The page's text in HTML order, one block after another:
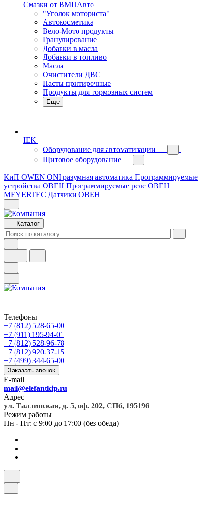
Смазки от ВМПАвто
"Уголок моториста"
Автокосметика
Вело-Мото продукты
Гранулирование
Добавки в масла
Добавки в топливо
Масла
Очистители ДВС
Пасты притирочные
Продукты для тормозных систем
Еще
IEK
Оборудование для автоматизации
Щитовое оборудование
КиП OWEN ONI разумная автоматика Программируемые
устройства ОВЕН Программируемые реле ОВЕН
MEYERTEC Датчики ОВЕН
Каталог
Телефоны
+7 (812) 528-65-00
+7 (911) 195-94-01
+7 (812) 528-96-78
+7 (812) 920-37-15
+7 (499) 344-65-00
Заказать звонок
E-mail
mail@elefantkip.ru
Адрес
ул. Таллинская, д. 5, оф. 202, СПб, 195196
Режим работы
Пн - Пт: с 9:00 до 17:00 (без обеда)